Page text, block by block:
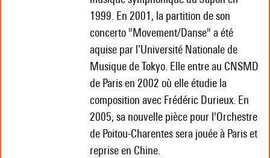
1999. En 2001, la partition de son
concerto "Movement/Danse" a été
aquise par l’Université Nationale de
Musique de Tokyo. Elle entre au CNSMD
de Paris en 2002 où elle étudie la
composition avec Frédéric Durieux. En
2005, sa nouvelle pièce pour l'Orchestre
de Poitou-Charentes sera jouée à Paris et
reprise en Chine.